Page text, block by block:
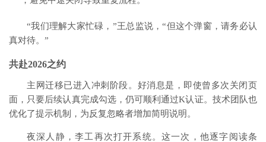
“我们理解大家忙碌，”王总监说，“但这个弹窗，请务必认
真对待。”
共赴2026之约
主网迁移已进入冲刺阶段。好消息是，即使曾多次关闭页
面，只要后续认真完成勾选，仍可顺利通过K认证。技术团队也
优化了提示机制，为反复忽略者增加简明说明。
夜深人静，李工再次打开系统。这一次，他逐字阅读条